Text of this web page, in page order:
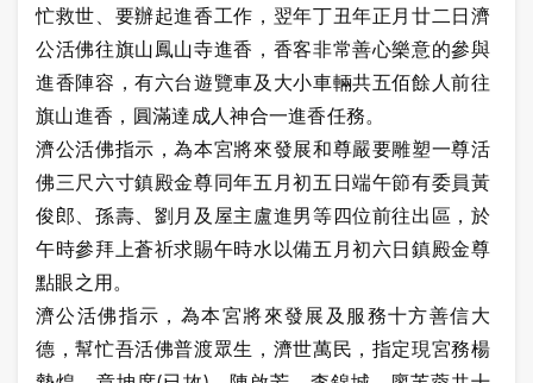
忙救世、要辦起進香工作，翌年丁丑年正月廿二日濟
公活佛往旗山鳳山寺進香，香客非常善心樂意的參與
進香陣容，有六台遊覽車及大小車輛共五佰餘人前往
旗山進香，圓滿達成人神合一進香任務。
濟公活佛指示，為本宮將來發展和尊嚴要雕塑一尊活
佛三尺六寸鎮殿金尊同年五月初五日端午節有委員黃
俊郎、孫壽、劉月及屋主盧進男等四位前往出區，於
午時參拜上蒼祈求賜午時水以備五月初六日鎮殿金尊
點眼之用。
濟公活佛指示，為本宮將來發展及服務十方善信大
德，幫忙吾活佛普渡眾生，濟世萬民，指定現宮務楊